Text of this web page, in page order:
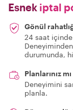
Esnek iptal
Gönül
24 saat
durumunda,
Planlarınız
Deneyimini
planla.